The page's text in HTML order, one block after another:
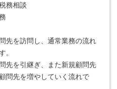
務相談
先を訪問し、通常業務の流れ
。
先を引継ぎ、また新規顧問先
問先を増やしていく流れで